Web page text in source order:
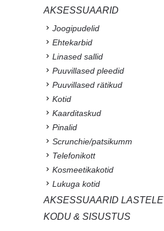
AKSESSUAARID
Joogipudelid
Ehtekarbid
Linased sallid
Puuvillased pleedid
Puuvillased rätikud
Kotid
Kaarditaskud
Pinalid
Scrunchie/patsikumm
Telefonikott
Kosmeetikakotid
Lukuga kotid
AKSESSUAARID LASTELE
KODU & SISUSTUS